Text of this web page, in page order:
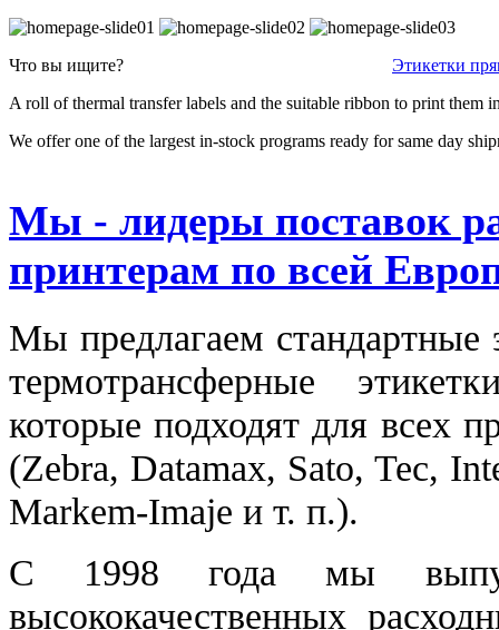
Что вы ищите?
Этикетки
A roll of thermal transfer labels and the suitable ribbon to print them
We offer one of the largest in-stock programs ready for same day
Мы - лидеры поставок
принтерам по всей
Мы предлагаем стандартные
термотрансферные
которые подходят для всех
(Zebra, Datamax, Sato, Tec,
Markem-Imaje и т. п.).
С 1998 года мы
высококачественных